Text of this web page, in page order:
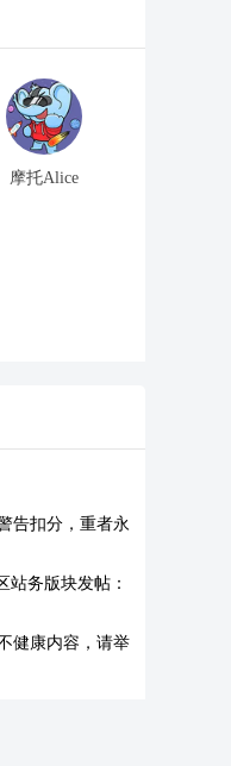
摩托Alice
告扣分，重者永
站务版块发帖：
健康内容，请举